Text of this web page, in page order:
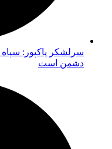
سرلشکر پاکپور:
دشمن است